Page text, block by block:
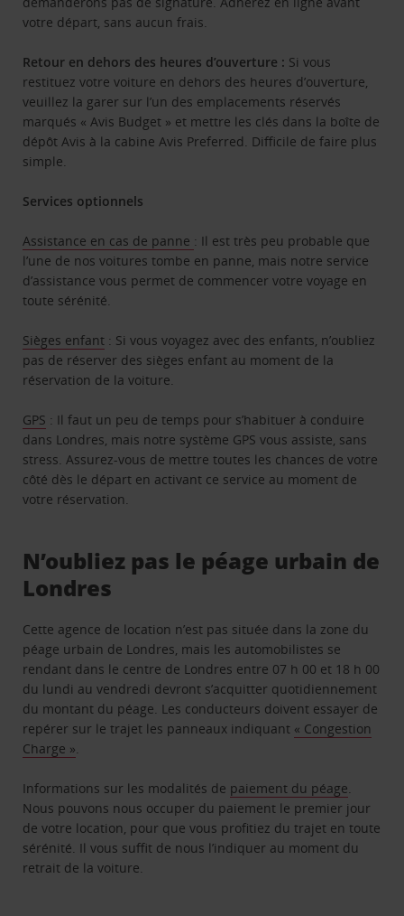
votre départ, sans aucun frais.
Retour en dehors des heures d’ouverture : Si vous
restituez votre voiture en dehors des heures d’ouverture,
veuillez la garer sur l’un des emplacements réservés
marqués « Avis Budget » et mettre les clés dans la boîte de
dépôt Avis à la cabine Avis Preferred. Difficile de faire plus
simple.
Services optionnels
Assistance en cas de panne : Il est très peu probable que
l’une de nos voitures tombe en panne, mais notre service
d’assistance vous permet de commencer votre voyage en
toute sérénité.
Sièges enfant : Si vous voyagez avec des enfants, n’oubliez
pas de réserver des sièges enfant au moment de la
réservation de la voiture.
GPS : Il faut un peu de temps pour s’habituer à conduire
dans Londres, mais notre système GPS vous assiste, sans
stress. Assurez-vous de mettre toutes les chances de votre
côté dès le départ en activant ce service au moment de
votre réservation.
N’oubliez pas le péage urbain de
Londres
Cette agence de location n’est pas située dans la zone du
péage urbain de Londres, mais les automobilistes se
rendant dans le centre de Londres entre 07 h 00 et 18 h 00
du lundi au vendredi devront s’acquitter quotidiennement
du montant du péage. Les conducteurs doivent essayer de
repérer sur le trajet les panneaux indiquant « Congestion
Charge ».
Informations sur les modalités de paiement du péage.
Nous pouvons nous occuper du paiement le premier jour
de votre location, pour que vous profitiez du trajet en toute
sérénité. Il vous suffit de nous l’indiquer au moment du
retrait de la voiture.